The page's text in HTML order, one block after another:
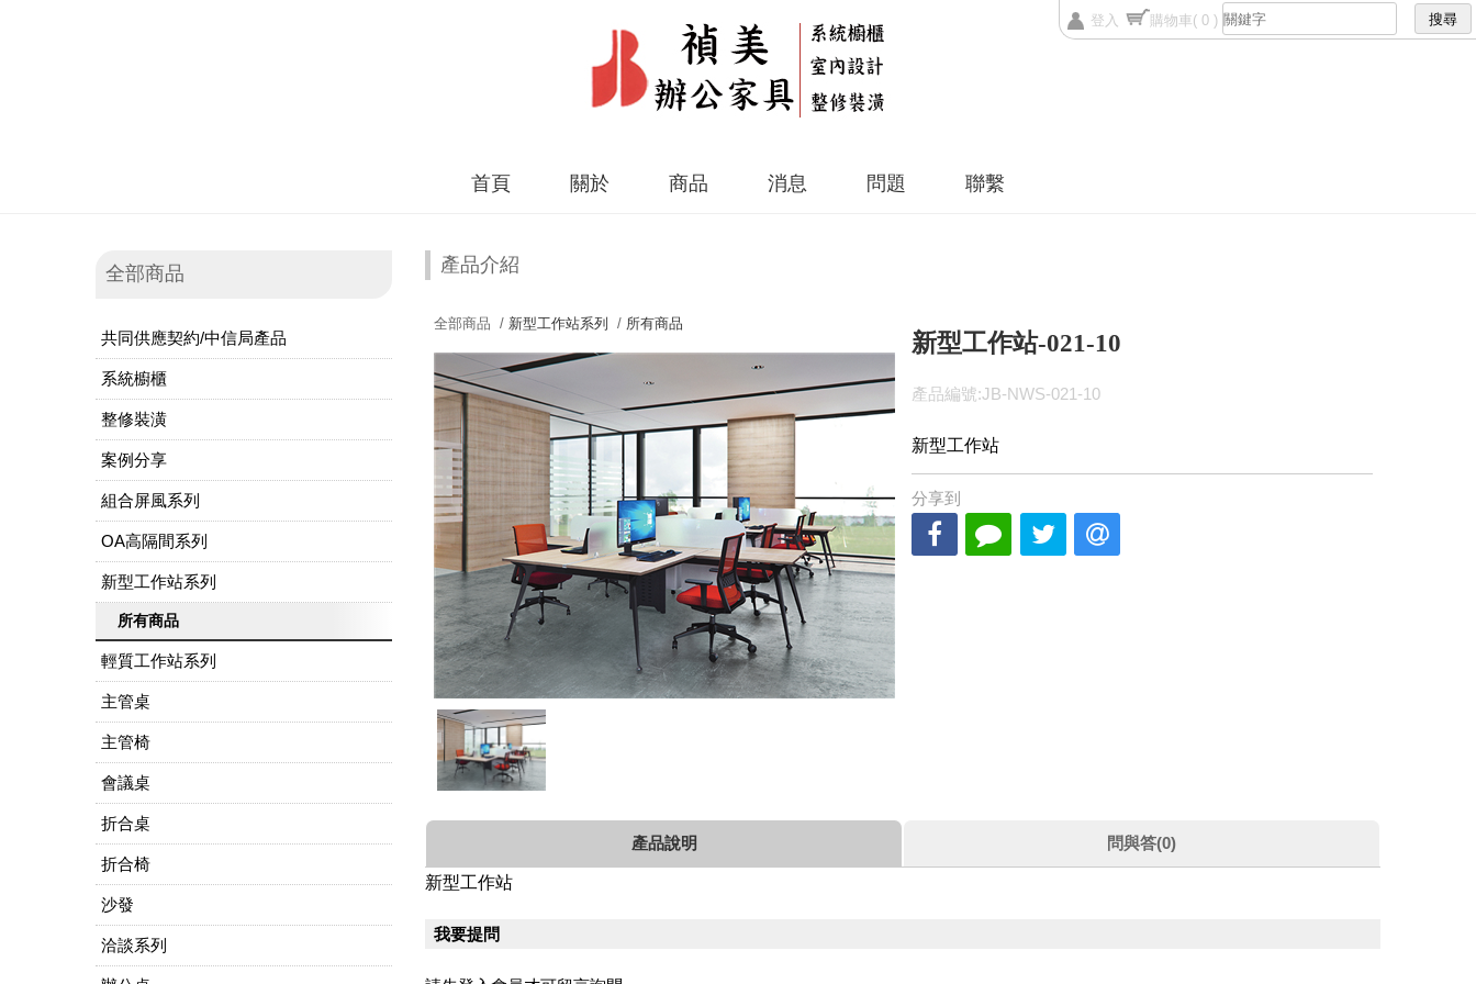
登入 購物車( 0 )
首頁 關於 商品 消息 問題 聯繫
全部商品
共同供應契約/中信局產品
系統櫥櫃
整修裝潢
案例分享
組合屏風系列
OA高隔間系列
新型工作站系列
所有商品
輕質工作站系列
主管桌
主管椅
會議桌
折合桌
折合椅
沙發
洽談系列
產品介紹
全部商品 / 新型工作站系列 / 所有商品
新型工作站-021-10
產品編號:JB-NWS-021-10
新型工作站
分享到
產品說明 問與答(0)
新型工作站
我要提問